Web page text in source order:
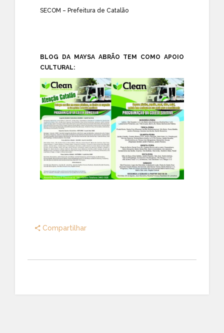
SECOM – Prefeitura de Catalão
BLOG DA MAYSA ABRÃO TEM COMO APOIO
CULTURAL:
Compartilhar